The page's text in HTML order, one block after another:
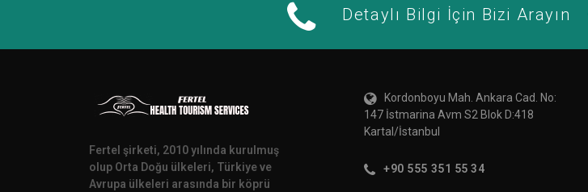
Detaylı Bilgi İçin Bizi Arayın
Fertel şirketi, 2010 yılında kurulmuş
olup Orta Doğu ülkeleri, Türkiye ve
Avrupa ülkeleri arasında bir köprü
Kordonboyu Mah. Ankara Cad. No:
147 İstmarina Avm S2 Blok D:418
Kartal/İstanbul
+90 555 351 55 34